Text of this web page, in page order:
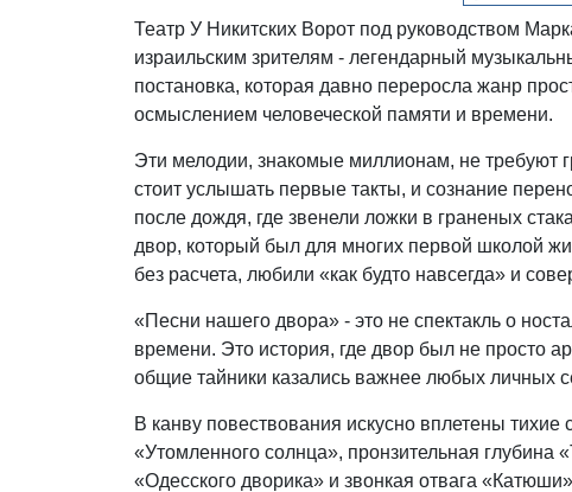
Театр У Никитских Ворот под руководством
израильским зрителям - легендарный
постановка, которая давно переросла жанр
осмыслением человеческой памяти и времени.
Эти мелодии, знакомые миллионам, не требуют
стоит услышать первые такты, и сознание
после дождя, где звенели ложки в граненых
двор, который был для многих первой школой
без расчета, любили «как будто навсегда» и
«Песни нашего двора» - это не спектакль о
времени. Это история, где двор был не просто
общие тайники казались важнее любых личных
В канву повествования искусно вплетены
«Утомленного солнца», пронзительная глубина
«Одесского дворика» и звонкая отвага